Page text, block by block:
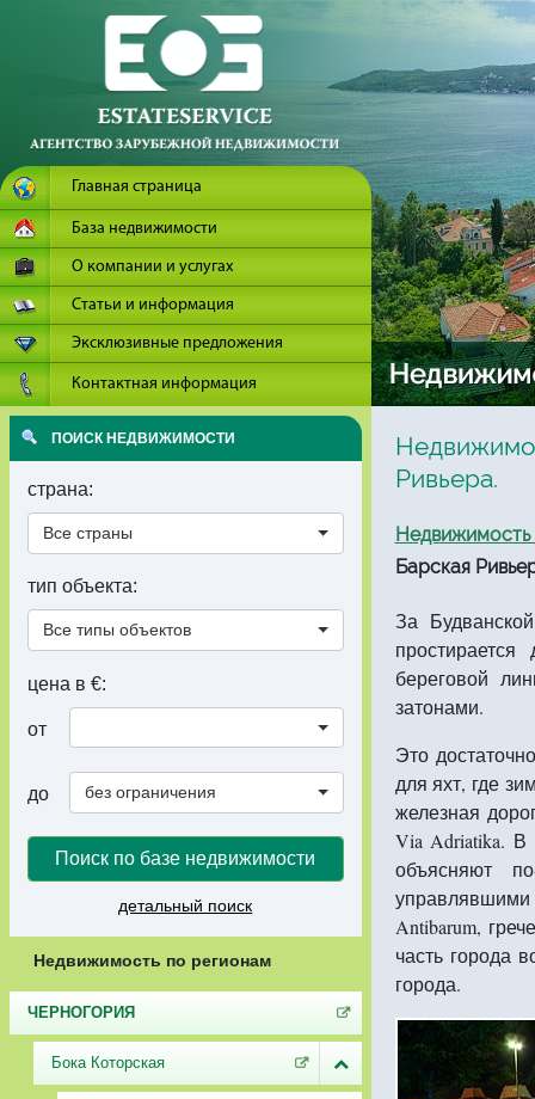
Главная страница
База недвижимости
О компании и услугах
Статьи и информация
Эксклюзивные предложения
Контактная информация
ПОИСК НЕДВИЖИМОСТИ
страна:
Все страны
тип объекта:
Все типы объектов
цена в €:
от
до без ограничения
Поиск по базе недвижимости
детальный поиск
Недвижимость по регионам
ЧЕРНОГОРИЯ
Бока Которская
Ривьера.
Недвижимость
Барская
За
береговой
затонами.
Это
для яхт, где
железная
Via Adriatika.
объясняют
Antibarum,
часть города
города.